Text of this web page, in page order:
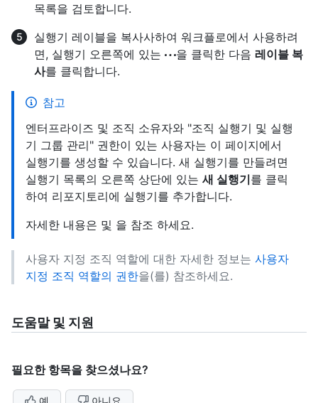
목록을 검토합니다.
실행기 레이블을 복사사하여 워크플로에서 사용하려
면, 실행기 오른쪽에 있는
을 클릭한 다음 레이블 복
사를 클릭합니다.
참고
엔터프라이즈 및 조직 소유자와 "조직 실행기 및 실행
기 그룹 관리" 권한이 있는 사용자는 이 페이지에서
실행기를 생성할 수 있습니다. 새 실행기를 만들려면
실행기 목록의 오른쪽 상단에 있는 새 실행기를 클릭
하여 리포지토리에 실행기를 추가합니다.
자세한 내용은 및 을 참조 하세요.
사용자 지정 조직 역할에 대한 자세한 정보는 사용자
지정 조직 역할의 권한을(를) 참조하세요.
도움말 및 지원
필요한 항목을 찾으셨나요?
예 아니요